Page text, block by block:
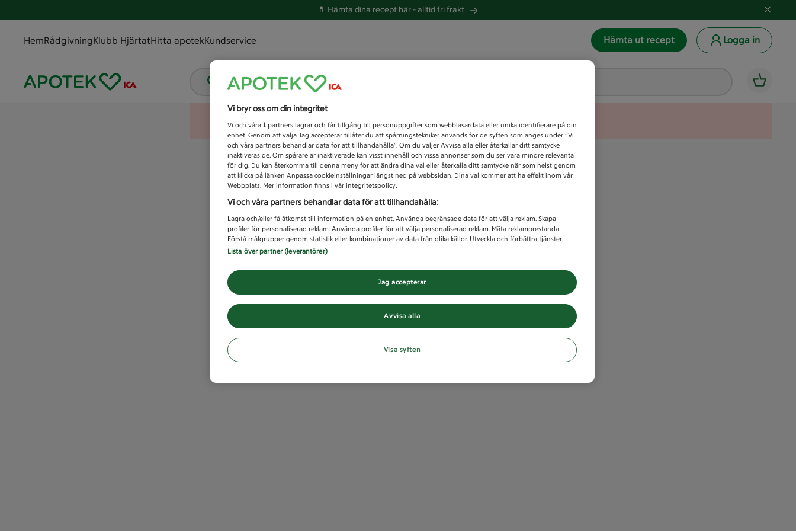
💊 Hämta dina recept här -alltid fri frakt
HemRådgivningKlubb HjärtatHitta apotekKundservice Hämta ut recept Logga in
Vad letar du efter idag?
Unknown error
Vi bryr oss om din integritet
Vi och våra 1 partners lagrar och får tillgång till personuppgifter som webbläsardata eller unika identifierare på din
enhet. Genom att välja Jag accepterar tillåter du att spårningstekniker används för de syften som anges under ”Vi
och våra partners behandlar data för att tillhandahålla”. Om du väljer Avvisa alla eller återkallar ditt samtycke
inaktiveras de. Om spårare är inaktiverade kan visst innehåll och vissa annonser som du ser vara mindre relevanta
för dig. Du kan återkomma till denna meny för att ändra dina val eller återkalla ditt samtycke när som helst genom
att klicka på länken Anpassa cookieinställningar längst ned på webbsidan. Dina val kommer att ha effekt inom vår
Webbplats. Mer information finns i vår integritetspolicy.
Vi och våra partners behandlar data för att tillhandahålla:
Lagra och/eller få åtkomst till information på en enhet. Använda begränsade data för att välja reklam. Skapa
profiler för personaliserad reklam. Använda profiler för att välja personaliserad reklam. Mäta reklamprestanda.
Förstå målgrupper genom statistik eller kombinationer av data från olika källor. Utveckla och förbättra tjänster.
Lista över partner (leverantörer)
Avvisa alla
Jag accepterar
Visa syften